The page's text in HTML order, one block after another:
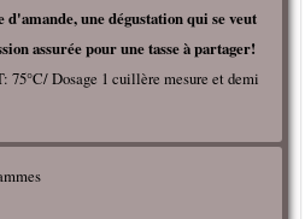
d'amande, une dégustation qui se veut
assurée pour une tasse à partager!
75°C/ Dosage 1 cuillère mesure et demi